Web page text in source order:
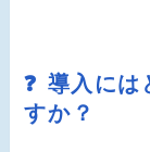
❓ 導入に
すか？